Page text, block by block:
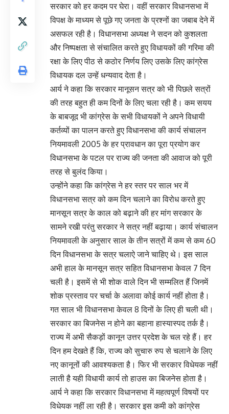
सरकार को हर कदम पर घेरा। वहीं सरकार विधानसभा में
विपक्ष के माध्यम से पूछे गए जनता के प्रश्नों का जबाब देने में
असफल रही है। विधानसभा अध्यक्ष ने सदन को कुशलता
और निष्पक्षता से संचालित करते हुए विधायकों की गरिमा की
रक्षा के लिए पीठ से कठोर निर्णय लिए उसके लिए कांग्रेस
विधायक दल उन्हें धन्यवाद देता है।
आर्य ने कहा कि सरकार मानूसन सत्र को भी पिछले सत्रों
की तरह बहुत ही कम दिनों के लिए चला रही है। कम सयय
के बाबजूद भी कांग्रेस के सभी विधायकों ने अपने विधायी
कर्तव्यों का पालन करते हुए विधानसभा की कार्य संचालन
नियमावली 2005 के हर प्रावधान का पूरा प्रयोग कर
विधानसभा के पटल पर राज्य की जनता की आवाज को पूरी
तरह से बुलंद किया।
उन्होंने कहा कि कांग्रेस ने हर स्तर पर साल भर में
विधानसभा सत्र को कम दिन चलाने का विरोध करते हुए
मानसून सत्र के काल को बढ़ाने की हर मांग सरकार के
सामने रखी परंतु सरकार ने सत्र नहीं बढ़ाया। कार्य संचालन
नियमावली के अनुसार साल के तीन सत्रों में कम से कम 60
दिन विधानसभा के सत्र चलाऐ जाने चाहिए थे। इस साल
अभी हाल के मानसून सत्र सहित विधानसभा केवल 7 दिन
चली है। इसमें से भी शोक वाले दिन भी सम्मलित हैं जिनमें
शोक प्रस्ताव पर चर्चा के अलावा कोई कार्य नहीं होता है।
गत साल भी विधानसभा केवल 8 दिनों के लिए ही चली थी।
सरकार का बिजनेस न होने का बहाना हास्यास्पद तर्क है।
राज्य में अभी सैकड़ों कानून उत्तर प्रदेश के चल रहे हैं। हर
दिन हम देखते हैं कि, राज्य को सुचारु रुप से चलाने के लिए
नए कानूनों की आवश्यकता है। फिर भी सरकार विधेयक नहीं
लाती है यही विधायी कार्य तो हाउस का बिजनेस होता है।
आर्य ने कहा कि सरकार विधानसभा में महत्वपूर्ण विषयों पर
विधेयक नहीं ला रही है। सरकार इस कमी को कांग्रेस